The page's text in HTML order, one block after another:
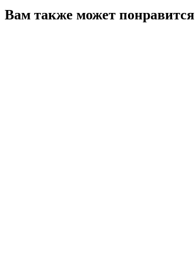
Вам также может понравится